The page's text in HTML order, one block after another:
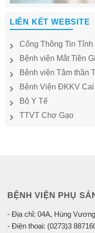
LIÊN KẾT WEBSITE
Cổng Thông Tin Tỉnh
Bệnh viện Mắt Tiền
Bệnh viện Tâm thần
Bệnh Viện ĐKKV
Bộ Y Tế
TTVT Chợ Gạo
BỆNH VIỆN PHỤ
- Địa chỉ: 04A, Hùng
- Điện thoại: (0273)3